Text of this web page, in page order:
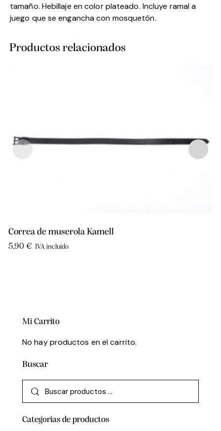
tamaño. Hebillaje en color plateado. Incluye ramal a
juego que se engancha con mosquetón.
Productos relacionados
Correa de muserola Kamell
5,90 € IVA incluido
Mi Carrito
No hay productos en el carrito.
Buscar
Categorias de productos